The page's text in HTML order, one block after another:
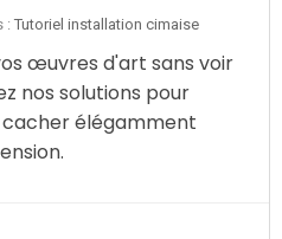
: Tutoriel installation cimaise
œuvres d'art sans voir
nos solutions pour
cacher élégamment